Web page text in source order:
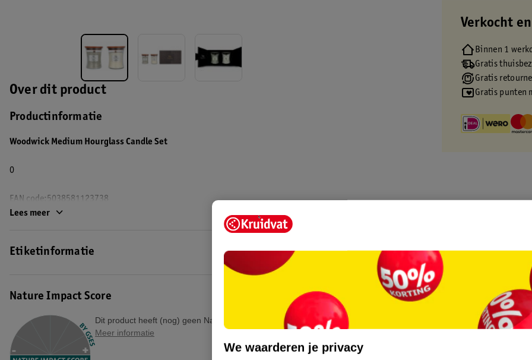
Over dit product
Productinformatie
Woodwick Medium Hourglass Candle Set
0
EAN code:5038581123738
Lees meer
Etiketinformatie
Nature Impact Score
Dit product heeft (nog) geen Nature Impact Score.
Meer informatie
Verkocht
Binnen 1
Gratis
Gratis
Gratis punten
We waarderen je privacy